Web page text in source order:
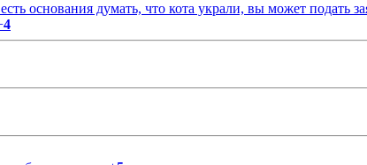
основания думать, что кота украли, вы может подать
4